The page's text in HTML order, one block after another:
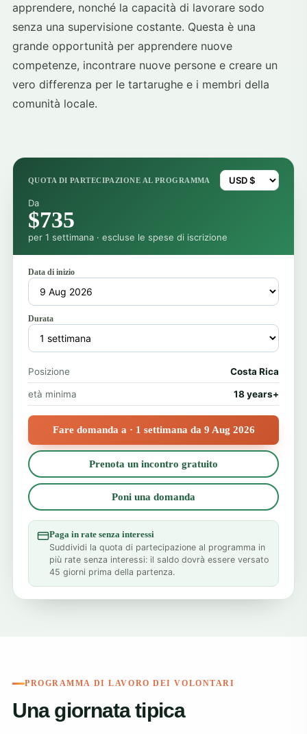
apprendere, nonché la capacità di lavorare sodo
senza una supervisione costante. Questa è una
grande opportunità per apprendere nuove
competenze, incontrare nuove persone e creare un
vero differenza per le tartarughe e i membri della
comunità locale.
QUOTA DI PARTECIPAZIONE AL PROGRAMMA
Da
$735
per 1 settimana · escluse le spese di iscrizione
Data di inizio
Durata
Posizione Costa Rica
età minima 18 years+
Fare domanda a · 1 settimana da 9 Aug 2026
Prenota un incontro gratuito
Poni una domanda
Paga in rate senza interessi
Suddividi la quota di partecipazione al programma in
più rate senza interessi: il saldo dovrà essere versato
45 giorni prima della partenza.
PROGRAMMA DI LAVORO DEI VOLONTARI
Una giornata tipica